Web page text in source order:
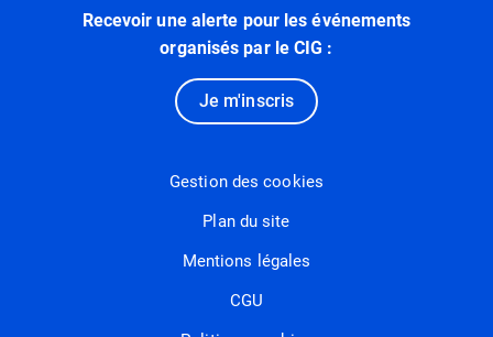
Recevoir une alerte pour les événements
organisés par le CIG :
Je m'inscris
Gestion des cookies
Plan du site
Mentions légales
CGU